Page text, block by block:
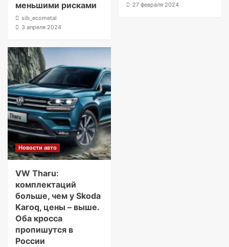
меньшими рисками
sib_ecometal
3 апреля 2024
27 февраля 2024
Новости авто
VW Tharu:
комплектаций
больше, чем у Skoda
Karoq, цены – выше.
Оба кросса
пропишутся в
России